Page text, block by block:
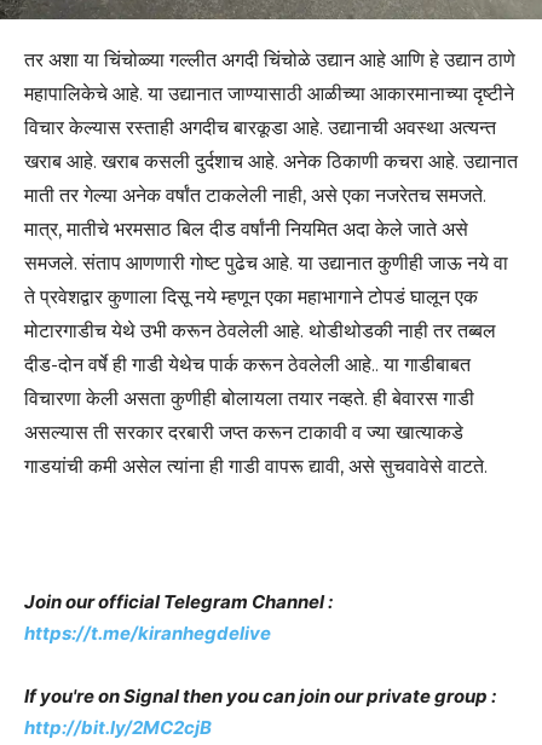
तर अशा या चिंचोळ्या गल्लीत अगदी चिंचोळे उद्यान आहे आणि हे उद्यान ठाणे
महापालिकेचे आहे. या उद्यानात जाण्यासाठी आळीच्या आकारमानाच्या दृष्टीने
विचार केल्यास रस्ताही अगदीच बारकूडा आहे. उद्यानाची अवस्था अत्यन्त
खराब आहे. खराब कसली दुर्दशाच आहे. अनेक ठिकाणी कचरा आहे. उद्यानात
माती तर गेल्या अनेक वर्षांत टाकलेली नाही, असे एका नजरेतच समजते.
मात्र, मातीचे भरमसाठ बिल दीड वर्षांनी नियमित अदा केले जाते असे
समजले. संताप आणणारी गोष्ट पुढेच आहे. या उद्यानात कुणीही जाऊ नये वा
ते प्रवेशद्वार कुणाला दिसू नये म्हणून एका महाभागाने टोपडं घालून एक
मोटारगाडीच येथे उभी करून ठेवलेली आहे. थोडीथोडकी नाही तर तब्बल
दीड-दोन वर्षे ही गाडी येथेच पार्क करून ठेवलेली आहे.. या गाडीबाबत
विचारणा केली असता कुणीही बोलायला तयार नव्हते. ही बेवारस गाडी
असल्यास ती सरकार दरबारी जप्त करून टाकावी व ज्या खात्याकडे
गाडयांची कमी असेल त्यांना ही गाडी वापरू द्यावी, असे सुचवावेसे वाटते.
Join our official Telegram Channel :
https://t.me/kiranhegdelive
If you're on Signal then you can join our private group :
http://bit.ly/2MC2cjB